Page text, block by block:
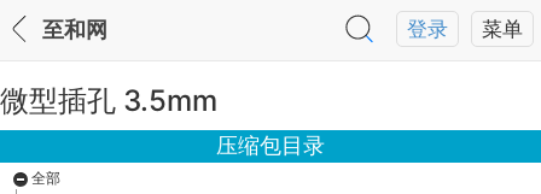
菜单
登录
至和网
微型插孔 3.5mm
压缩包目录
全部